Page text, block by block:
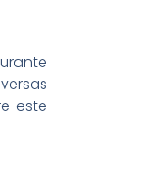
este